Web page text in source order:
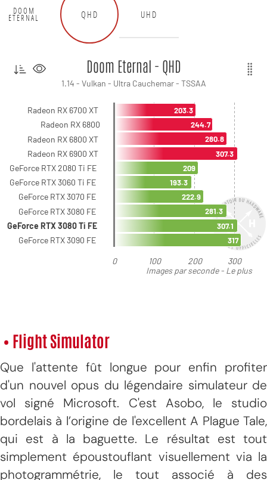
• Flight Simulator
Que l'attente fût longue pour enfin profiter
d'un nouvel opus du légendaire simulateur de
vol signé Microsoft. C'est Asobo, le studio
bordelais à l’origine de l'excellent A Plague Tale,
qui est à la baguette. Le résultat est tout
simplement époustouflant visuellement via la
photogrammétrie, le tout associé à des